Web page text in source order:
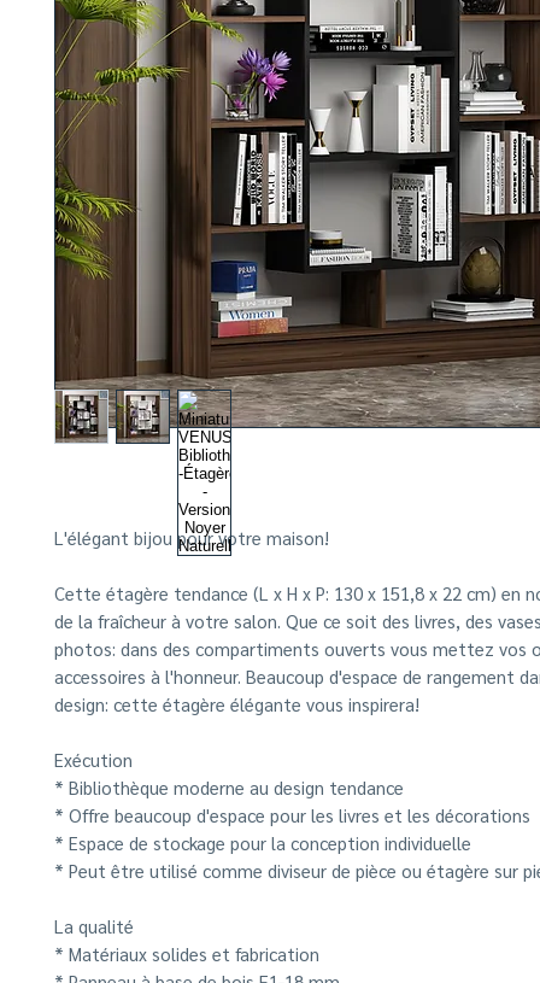
L'élégant bijou pour votre maison!
Cette étagère tendance (L x H x P: 130 x 151,8 x 22 cm) en
de la fraîcheur à votre salon. Que ce soit des livres, des
photos: dans des compartiments ouverts vous mettez vos
accessoires à l'honneur. Beaucoup d'espace de rangement
design: cette étagère élégante vous inspirera!
Exécution
* Bibliothèque moderne au design tendance
* Offre beaucoup d'espace pour les livres et les décorations
* Espace de stockage pour la conception individuelle
* Peut être utilisé comme diviseur de pièce ou étagère sur
La qualité
* Matériaux solides et fabrication